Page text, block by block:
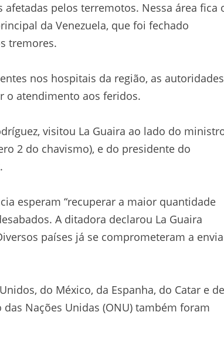
afetadas pelos terremotos. Nessa área fica
da Venezuela, que foi fechado
tremores.
nos hospitais da região, as autoridades
o atendimento aos feridos.
visitou La Guaira ao lado do
2 do chavismo), e do presidente do
esperam “recuperar a maior quantidade
A ditadora declarou La Guaira
países já se comprometeram a
do México, da Espanha, do Catar e de
Nações Unidas (ONU) também foram